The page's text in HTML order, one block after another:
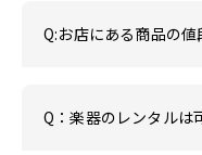
Q:お店にある商品の
Q：楽器のレンタルは